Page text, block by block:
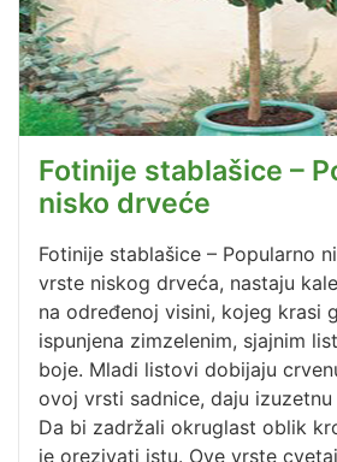
Fotinije stablašice –
nisko drveće
Fotinije stablašice – Popularno
vrste niskog drveća, nastaju
na određenoj visini, kojeg krasi
ispunjena zimzelenim, sjajnim
boje. Mladi listovi dobijaju
ovoj vrsti sadnice, daju
Da bi zadržali okruglast oblik
je orezivati istu. Ove vrste